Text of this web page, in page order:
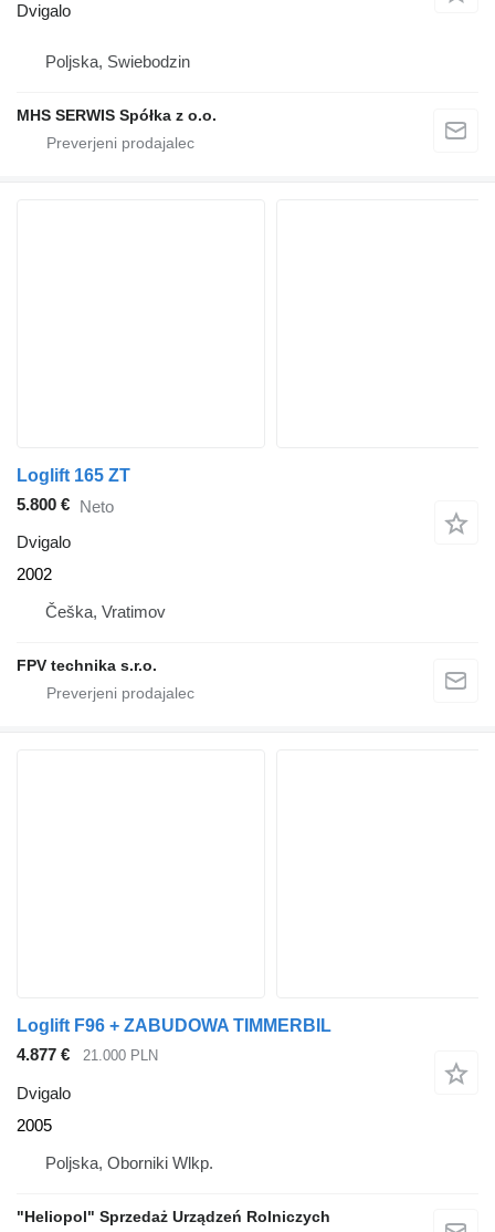
Dvigalo
Poljska, Swiebodzin
MHS SERWIS Spółka z o.o.
Loglift 165 ZT
5.800 € Neto
Dvigalo
2002
Češka, Vratimov
FPV technika s.r.o.
Loglift F96 + ZABUDOWA TIMMERBIL
4.877 €
21.000 PLN
Dvigalo
2005
Poljska, Oborniki Wlkp.
"Heliopol" Sprzedaż Urządzeń Rolniczych